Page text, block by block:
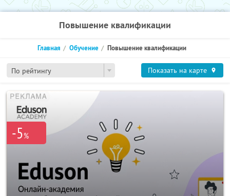
Повышение квалификации
По рейтингу
Главная Обучение Повышение квалификации
Показать на карте
-5%